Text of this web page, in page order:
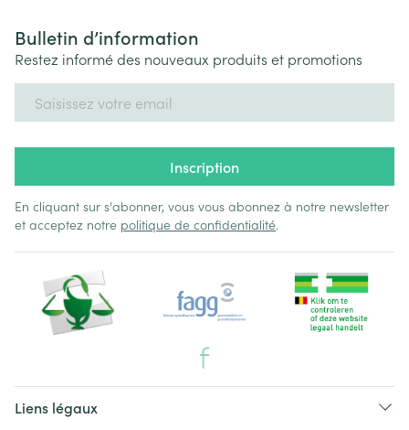
Bulletin d’information
Restez informé des nouveaux produits et promotions
Inscription
En cliquant sur s'abonner, vous vous abonnez à notre newsletter
et acceptez notre politique de confidentialité.
Liens légaux